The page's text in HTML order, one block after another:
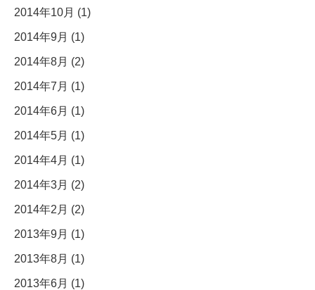
2014年10月 (1)
2014年9月 (1)
2014年8月 (2)
2014年7月 (1)
2014年6月 (1)
2014年5月 (1)
2014年4月 (1)
2014年3月 (2)
2014年2月 (2)
2013年9月 (1)
2013年8月 (1)
2013年6月 (1)